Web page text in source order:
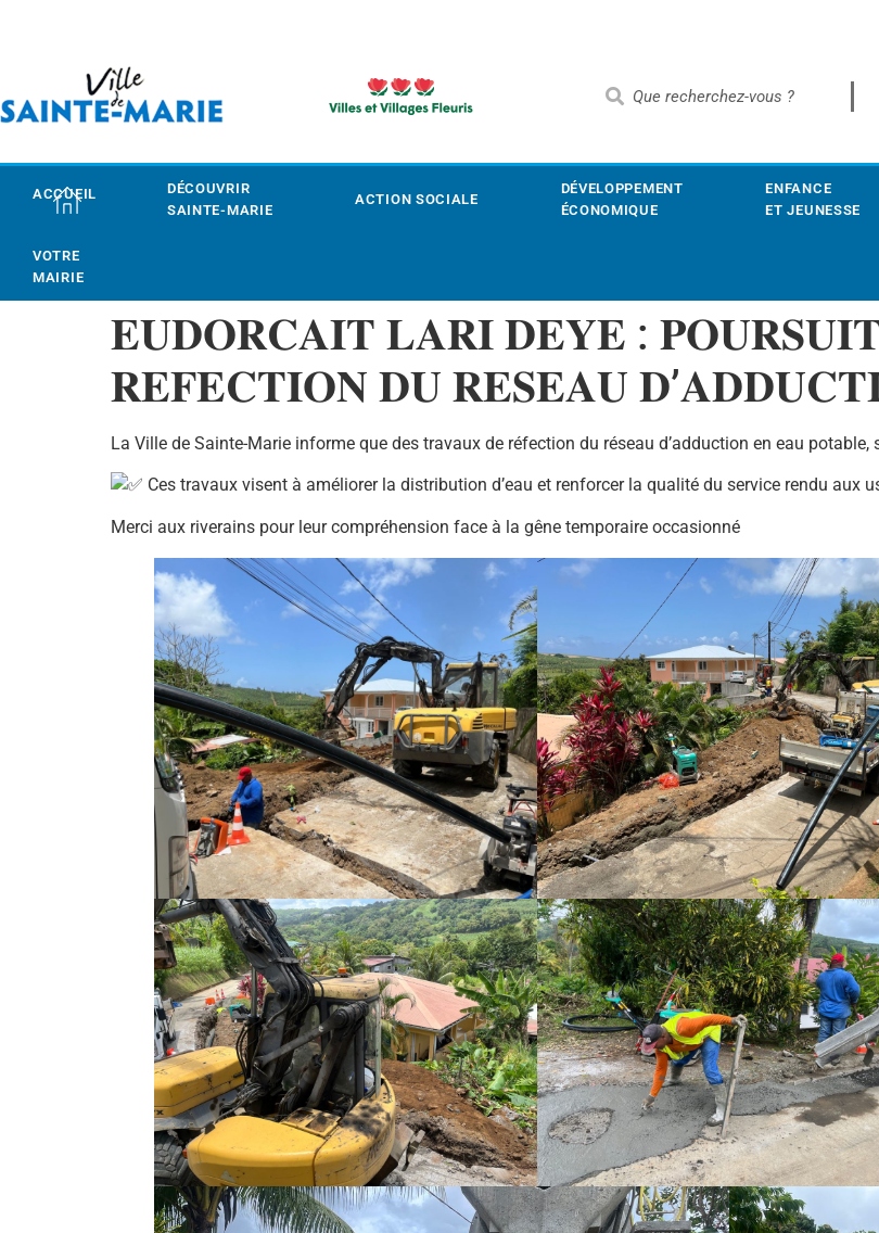
ACCUEIL
DÉCOUVRIR
SAINTE-MARIE
ACTION SOCIALE
DÉVELOPPEMENT
ÉCONOMIQUE
ENFANCE
ET JEUNESSE
VOTRE
MAIRIE
𝐄𝐔𝐃𝐎𝐑𝐂𝐀𝐈𝐓 𝐋𝐀𝐑𝐈 𝐃𝐄𝐘𝐄 :
𝐑𝐄𝐅𝐄𝐂𝐓𝐈𝐎𝐍 𝐃𝐔 𝐑𝐄𝐒𝐄𝐀𝐔
La Ville de Sainte-Marie informe que des travaux de réfection du réseau d’adduction en eau
Ces travaux visent à améliorer la distribution d’eau et renforcer la qualité du service rendu aux
Merci aux riverains pour leur compréhension face à la gêne temporaire occasionné